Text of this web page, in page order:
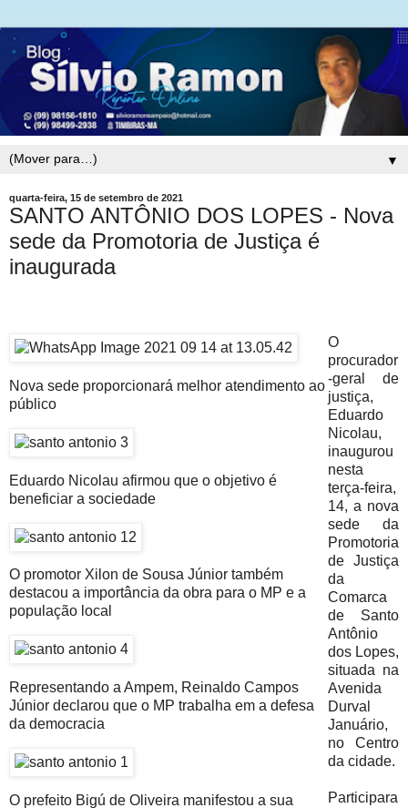
▼
quarta-feira, 15 de setembro de 2021
SANTO ANTÔNIO DOS LOPES - Nova
sede da Promotoria de Justiça é
inaugurada
Nova sede proporcionará melhor atendimento ao
público
Eduardo Nicolau afirmou que o objetivo é
beneficiar a sociedade
O promotor Xilon de Sousa Júnior também
destacou a importância da obra para o MP e a
população local
Representando a Ampem, Reinaldo Campos
Júnior declarou que o MP trabalha em a defesa
da democracia
O prefeito Bigú de Oliveira manifestou a sua
O
procurador
-geral de
justiça,
Eduardo
Nicolau,
inaugurou
nesta
terça-feira,
14, a nova
sede da
Promotoria
de Justiça
da
Comarca
de Santo
Antônio
dos Lopes,
situada na
Avenida
Durval
Januário,
no Centro
da cidade.
Participara